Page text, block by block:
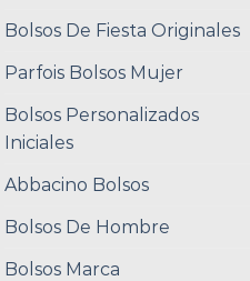
Bolsos De Fiesta Originales
Parfois Bolsos Mujer
Bolsos Personalizados
Iniciales
Abbacino Bolsos
Bolsos De Hombre
Bolsos Marca